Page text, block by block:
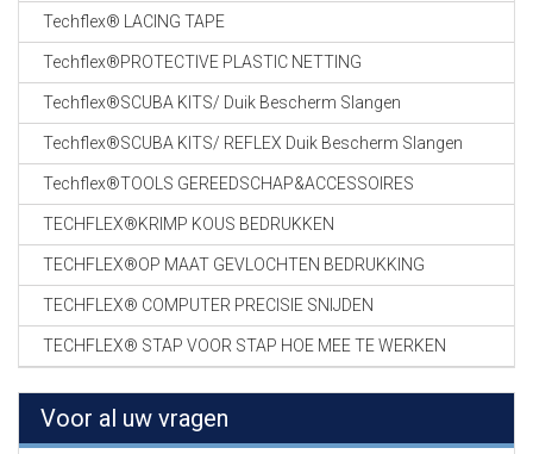
Techflex® LACING TAPE
Techflex®PROTECTIVE PLASTIC NETTING
Techflex®SCUBA KITS/ Duik Bescherm Slangen
Techflex®SCUBA KITS/ REFLEX Duik Bescherm Slangen
Techflex®TOOLS GEREEDSCHAP&ACCESSOIRES
TECHFLEX®KRIMP KOUS BEDRUKKEN
TECHFLEX®OP MAAT GEVLOCHTEN BEDRUKKING
TECHFLEX® COMPUTER PRECISIE SNIJDEN
TECHFLEX® STAP VOOR STAP HOE MEE TE WERKEN
Voor al uw vragen